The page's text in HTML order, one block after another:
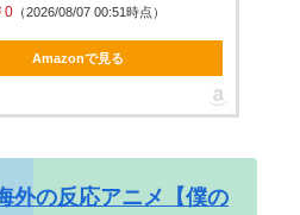
どどどどこ見てるんですか
0 （2026/08/07 00:51時点）
Amazonで見る
外の反応アニメ【僕の